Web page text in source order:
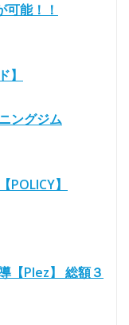
能！！
ングジム
】
【Plez】 総額３